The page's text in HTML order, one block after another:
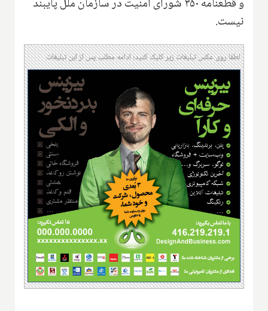
و قطعنامه ۳۵۰ شورای امنیت در سازمان ملل پایبند
نیست.
لطفا روی عکس تبلیغات زیر کلیک کنید؛ ادامه مطلب پس از این تبلیغات